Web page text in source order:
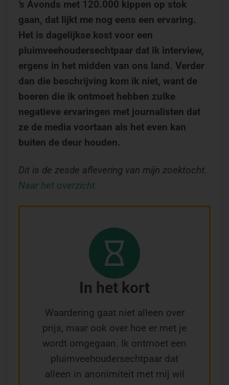
’s Avonds met 120.000 kippen op stok
gaan, dat lijkt me nog eens een ervaring.
Het is dagelijkse kost voor een
pluimveehoudersechtpaar dat ik interview,
ergens in het midden van ons land. Verder
dan die beschrijving kom ik niet, want de
boeren die ik ontmoet hebben zulke
negatieve ervaringen met journalisten dat
ze de media voortaan als het even kan
buiten de deur houden.
Dit is de zesde aflevering van mijn zoektocht.
Naar het overzicht.
In het kort
Waardering gaat niet alleen over
prijs, maar ook over hoe er met je
wordt omgegaan. Ik ontmoet een
pluimveehoudersechtpaar dat
alleen in anonimiteit met mij wil